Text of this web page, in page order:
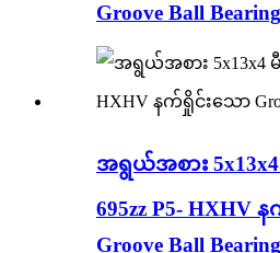
Groove Ball Bearing
အရွယ်အစား
695zz P5- HXHV
Groove Ball Bearing